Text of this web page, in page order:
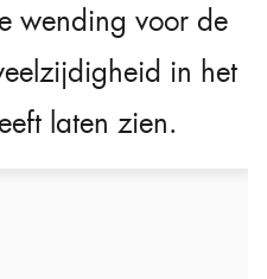
wending voor de
in het
laten zien.